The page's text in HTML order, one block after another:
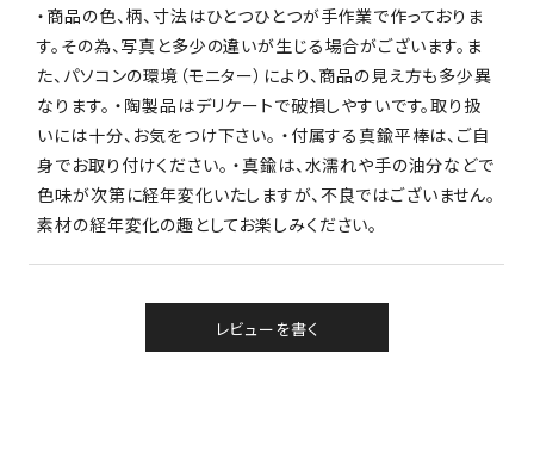
・商品の色、柄、寸法はひとつひとつが手作業で作っておりま
す。その為、写真と多少の違いが生じる場合がございます。ま
た、パソコンの環境（モニター）により、商品の見え方も多少異
なります。 ・陶製品はデリケートで破損しやすいです。取り扱
いには十分、お気をつけ下さい。 ・付属する真鍮平棒は、ご自
身でお取り付けください。 ・真鍮は、水濡れや手の油分などで
色味が次第に経年変化いたしますが、不良ではございません。
素材の経年変化の趣としてお楽しみください。
レビューを書く